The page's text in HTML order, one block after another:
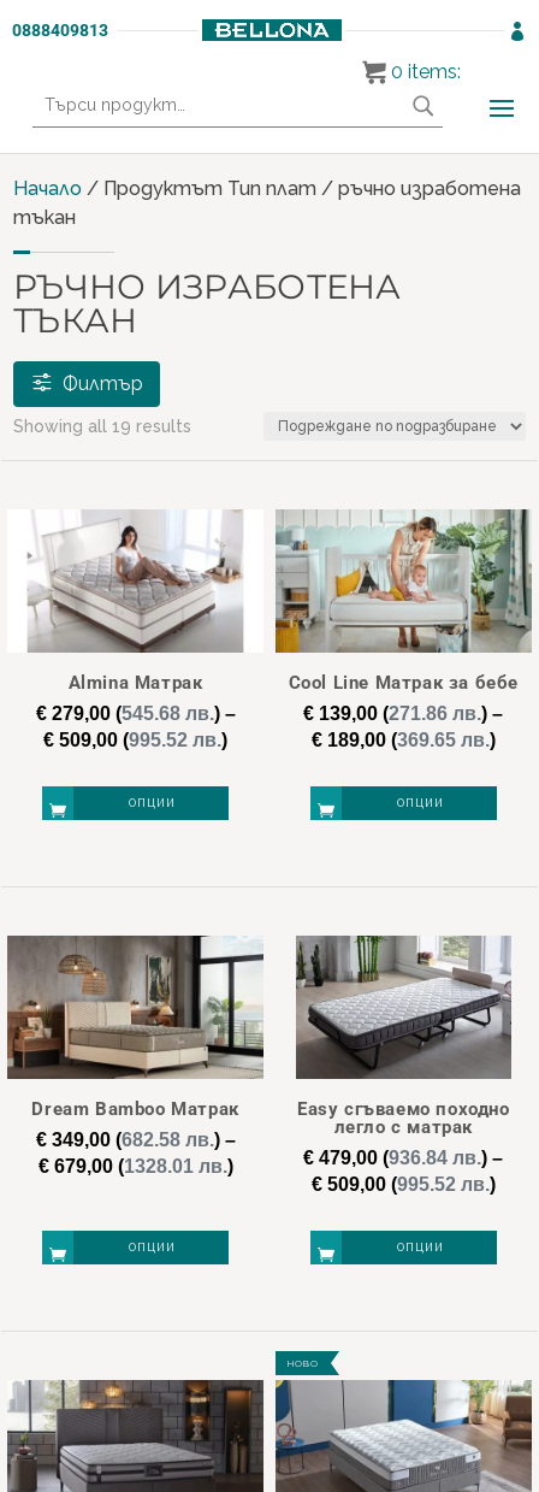
0888409813 
за:
Начало / Продуктът Тип плат / ръчно изработена
тъкан
РЪЧНО ИЗРАБОТЕНА
ТЪКАН
Филтър
Продукти
МАТРАЦИ И ЛЕГЛА (19)
Етикети
€ 129 € 1 199
129 397 932
Showing all 19 results
Almina Матрак
€279,00(545.68 лв.) –
€ 509,00 (995.52 лв.)Price
€ 279,00
through
ОПЦИИ
has
multiple
variants.
The
options
chosen
product
Cool Line Матрак за бебе
€ 139,00 (271.86 лв.) –
€189,00(369.65 лв.)
€
ОПЦИИ
has
multiple
variants.
The
options
be
chosen
on
product
Dream Bamboo Матрак
€349,00(682.58 лв.) –
€679,00(1328.01 лв.)Price
ОПЦИИ
has
multiple
variants.
The
Easy сгъваемо походно
легло с матрак
€ 479,00 (936.84 лв.) –
€509,00(995.52 лв.)
€
ОПЦИИ
has
multiple
variants.
The
НОВО
0 items: